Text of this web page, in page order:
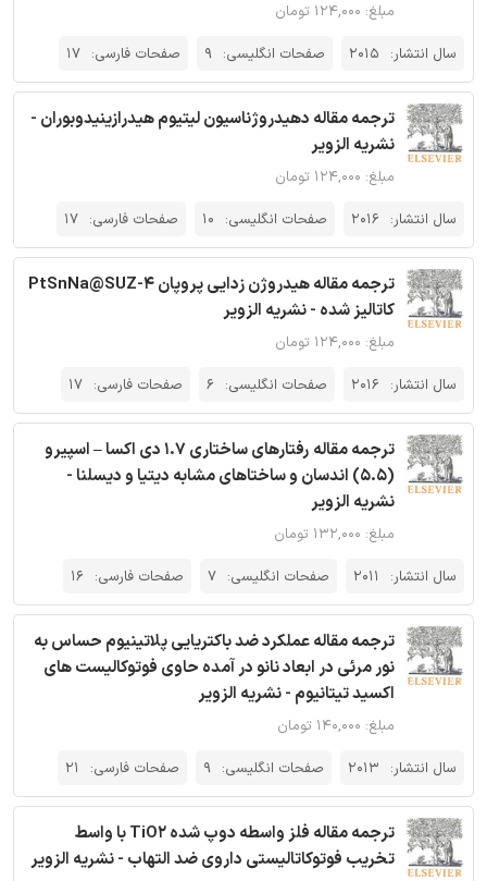
مبلغ: ۱۲۴,۰۰۰ تومان
سال انتشار: 2015 صفحات انگلیسی: 9 صفحات فارسی: 17
ترجمه مقاله دهیدروژناسیون لیتیوم هیدرازینیدوبوران -
نشریه الزویر
مبلغ: ۱۲۴,۰۰۰ تومان
سال انتشار: 2016 صفحات انگلیسی: 10 صفحات فارسی: 17
ترجمه مقاله هیدروژن زدایی پروپان PtSnNa@SUZ-4
کاتالیز شده - نشریه الزویر
مبلغ: ۱۲۴,۰۰۰ تومان
سال انتشار: 2016 صفحات انگلیسی: 6 صفحات فارسی: 17
ترجمه مقاله رفتارهای ساختاری 1.7 دی اکسا – اسپیرو
(5.5) اندسان و ساختاهای مشابه دیتیا و دیسلنا -
نشریه الزویر
مبلغ: ۱۳۲,۰۰۰ تومان
سال انتشار:
2011 صفحات انگلیسی: 7 صفحات فارسی: 16
ترجمه مقاله عملکرد ضد باکتریایی پلاتینیوم حساس به
نور مرئی در ابعاد نانو در آمده حاوی فوتوکالیست های
اکسید تیتانیوم - نشریه الزویر
مبلغ: ۱۴۰,۰۰۰ تومان
سال انتشار: 2013 صفحات انگلیسی: 9 صفحات فارسی: 21
ترجمه مقاله فلز واسطه دوپ شده TiO2 با واسط
تخریب فوتوکاتالیستی داروی ضد التهاب - نشریه الزویر